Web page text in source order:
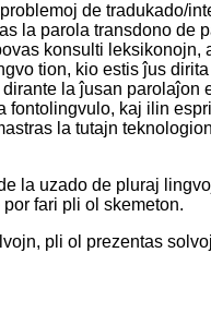
de tradukado/
la parola transdono de
konsulti
tion, kio estis ĵus
la ĵusan
kaj ilin
la tutajn
la uzado de pluraj
fari pli ol skemeton.
pli ol prezentas